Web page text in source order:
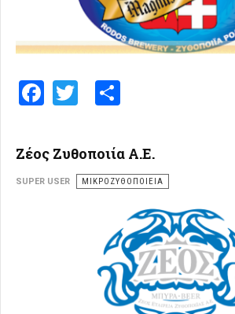
Facebook
Twitter
Ζέος Ζυθοποιία Α.Ε.
SUPER USER ΜΙΚΡΟΖΥΘΟΠΟΙΕΊΑ